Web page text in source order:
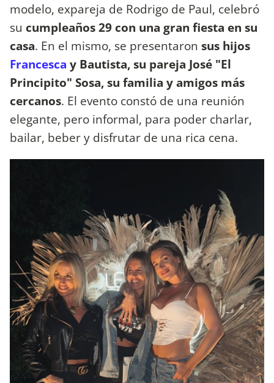
modelo, expareja de Rodrigo de Paul, celebró
su cumpleaños 29 con una gran fiesta en su
casa. En el mismo, se presentaron sus hijos
Francesca y Bautista, su pareja José "El
Principito" Sosa, su familia y amigos más
cercanos. El evento constó de una reunión
elegante, pero informal, para poder charlar,
bailar, beber y disfrutar de una rica cena.